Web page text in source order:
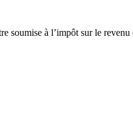
soumise à l’impôt sur le